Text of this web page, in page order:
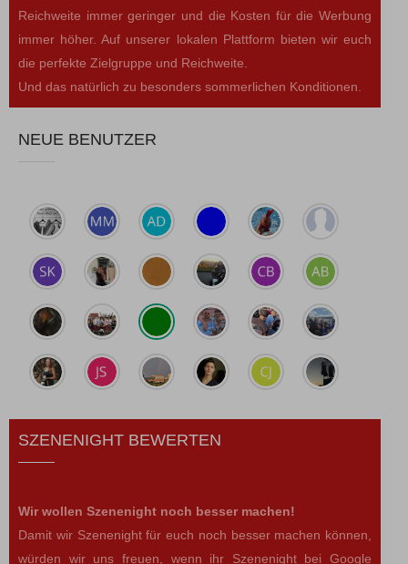
Reichweite immer geringer und die Kosten für die Werbung
immer höher. Auf unserer lokalen Plattform bieten wir euch
die perfekte Zielgruppe und Reichweite.
Und das natürlich zu besonders sommerlichen Konditionen.
NEUE BENUTZER
SZENENIGHT BEWERTEN
Wir wollen Szenenight noch besser machen!
Damit wir Szenenight für euch noch besser machen können,
würden wir uns freuen, wenn ihr Szenenight bei Google